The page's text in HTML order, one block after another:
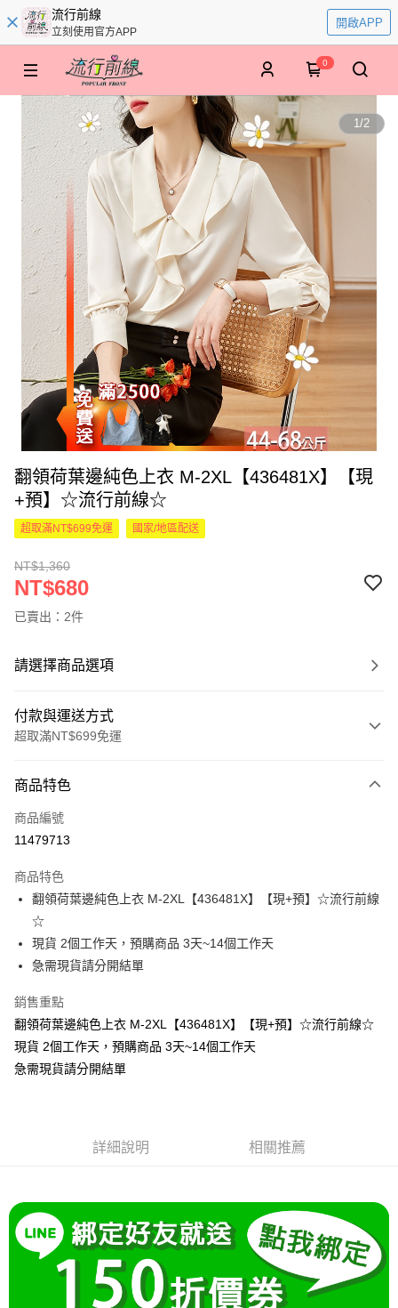
流行前線
立刻使用官方APP
開啟APP
0
1/2
翻領荷葉邊純色上衣 M-2XL【436481X】【現
+預】☆流行前線☆
超取滿NT$699免運 國家/地區配送
NT$1,360
NT$680
已賣出：2件
請選擇商品選項
付款與運送方式
超取滿NT$699免運
信用卡一次付款
超商取貨付款
Apple Pay
街口支付
悠遊付
Google Pay
全支付
1.本服務由台灣大哥大提供，台灣大哥大用戶可立即使用無須另外申請。
3.實際核准額度、可分期數及費用金額請依後續交易確認頁面所載為準。
4.訂單成立30分鐘內，如未前往確認交易或遇審核未通過，訂單將自動取
消。如遇「轉專審核」未通過狀況，表示未達大哥付你分期系統評分，恕無
法說明評估內容。
【繳款方式說明】
1.分期款項不併入電信帳單，「大哥付你分期」於每月結算日後寄送繳費提
AFTEE先享後付
AFTEE先享後付是「在收到商品之後才付款」的支付方式。 讓您購物簡單
便利好安心！
１．簡單：不需註冊會員、不需綁卡、不需儲值。
２．便利：只要手機號碼，簡訊認證，即可結帳。
３．安心：先確認商品／服務後，再付款。
【「AFTEE先享後付」結帳流程】
Hami Point
相關說明
「Hami Point」為中華電信所提供之點數服務，可於會員專區綁定中華電信
會員帳號後，即可在購物車使用 Hami Point 折抵消費金額 (1點等於1元)。
ATM付款
商品特色
商品編號
11479713
商品特色
翻領荷葉邊純色上衣 M-2XL【436481X】【現+預】☆流行前線
☆
現貨 2個工作天，預購商品 3天~14個工作天
急需現貨請分開結單
銷售重點
翻領荷葉邊純色上衣 M-2XL【436481X】【現+預】☆流行前線☆
現貨 2個工作天，預購商品 3天~14個工作天
急需現貨請分開結單
詳細說明 相關推薦